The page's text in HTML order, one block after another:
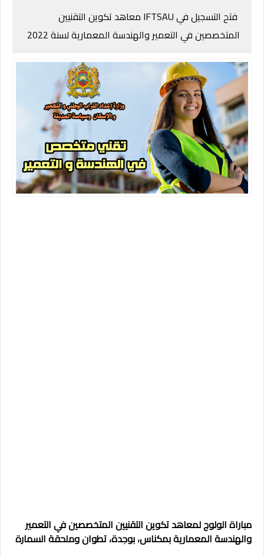
فتح التسجيل في IFTSAU معاهد تكوين التقنيين
المتخصصين في التعمير والهندسة المعمارية لسنة 2022
مباراة الولوج لمعاهد تكوين التقنيين المتخصصين في التعمير
والهندسة المعمارية بمكناس، بوجدة، تطوان وملحقة السمارة